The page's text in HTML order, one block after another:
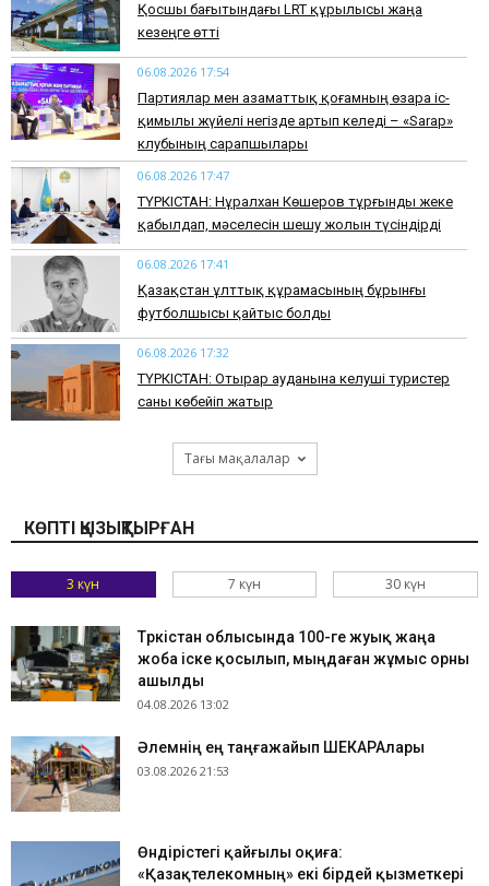
Қосшы бағытындағы LRT құрылысы жаңа
кезеңге өтті
06.08.2026 17:54
Партиялар мен азаматтық қоғамның өзара іс-
қимылы жүйелі негізде артып келеді – «Sarap»
клубының сарапшылары
06.08.2026 17:47
ТҮРКІСТАН: Нұралхан Көшеров тұрғынды жеке
қабылдап, мәселесін шешу жолын түсіндірді
06.08.2026 17:41
Қазақстан ұлттық құрамасының бұрынғы
футболшысы қайтыс болды
06.08.2026 17:32
ТҮРКІСТАН: Отырар ауданына келуші туристер
саны көбейіп жатыр
Тағы мақалалар
КӨПТІ ҚЫЗЫҚТЫРҒАН
3 күн 7 күн 30 күн
Түркістан облысында 100-ге жуық жаңа
жоба іске қосылып, мыңдаған жұмыс орны
ашылды
04.08.2026 13:02
​Әлемнің ең таңғажайып ШЕКАРАлары
03.08.2026 21:53
Өндірістегі қайғылы оқиға:
«Қазақтелекомның» екі бірдей қызметкері